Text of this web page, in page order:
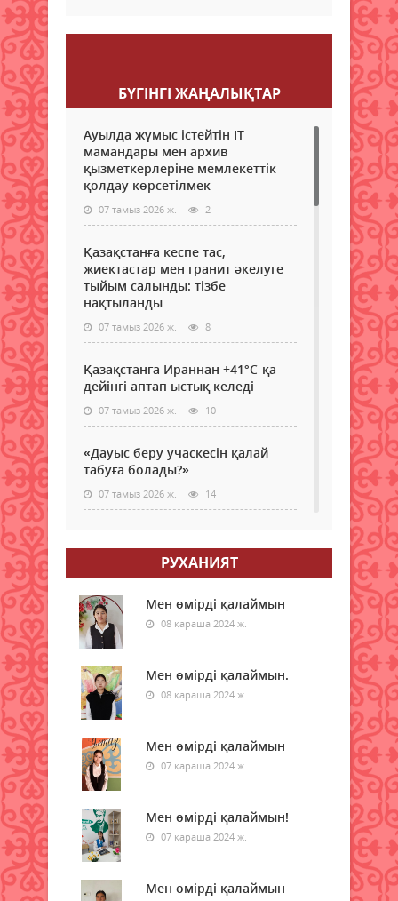
БҮГІНГI ЖАҢАЛЫҚТАР
Ауылда жұмыс істейтін IT
мамандары мен архив
қызметкерлеріне мемлекеттік
қолдау көрсетілмек
07 тамыз 2026 ж. 2
Қазақстанға кеспе тас,
жиектастар мен гранит әкелуге
тыйым салынды: тізбе
нақтыланды
07 тамыз 2026 ж. 8
Қазақстанға Ираннан +41°С-қа
дейінгі аптап ыстық келеді
07 тамыз 2026 ж. 10
«Дауыс беру учаскесін қалай
табуға болады?»
07 тамыз 2026 ж. 14
аппараттарымен қамтамасыз ету
тәртібі өзгерді
07 тамыз 2026 ж.
Қазақстанда туризмді
мемлекеттік қолдау тетіктері
жетілдірілуде
07 тамыз 2026 ж. 56
+41 градус: Қазақстанда жаңа
аптап толқыны күтіледі
07 тамыз 2026 ж.
5547 әскери бөлімінде «Алғашқы
қызмет күні» іс-шарасы өтті
07 тамыз 2026 ж.
РУХАНИЯТ
Мен өмірді қалаймын
08 қараша 2024 ж.
Мен өмірді қалаймын.
08 қараша 2024 ж.
Мен өмірді қалаймын
07 қараша 2024 ж.
Мен өмірді қалаймын!
07 қараша 2024 ж.
Мен өмірді қалаймын